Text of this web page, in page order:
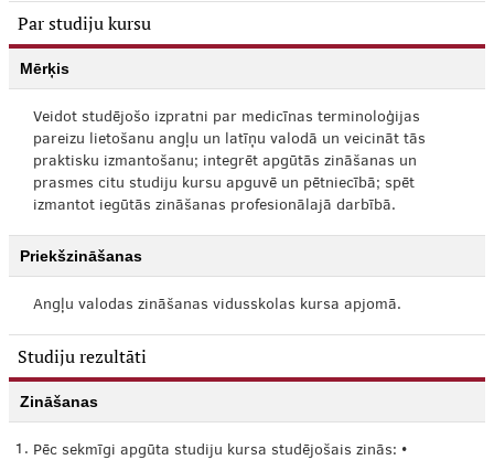
Par studiju kursu
Mērķis
Veidot studējošo izpratni par medicīnas terminoloģijas
pareizu lietošanu angļu un latīņu valodā un veicināt tās
praktisku izmantošanu; integrēt apgūtās zināšanas un
prasmes citu studiju kursu apguvē un pētniecībā; spēt
izmantot iegūtās zināšanas profesionālajā darbībā.
Priekšzināšanas
Angļu valodas zināšanas vidusskolas kursa apjomā.
Studiju rezultāti
Zināšanas
1. Pēc sekmīgi apgūta studiju kursa studējošais zinās: •